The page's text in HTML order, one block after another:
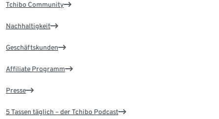
Tchibo Community
Nachhaltigkeit
Geschäftskunden
Affiliate Programm
Presse
5 Tassen täglich – der Tchibo Podcast